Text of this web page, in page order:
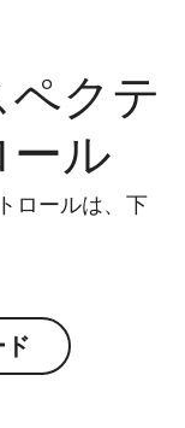
クテ
ール
ロールは、下